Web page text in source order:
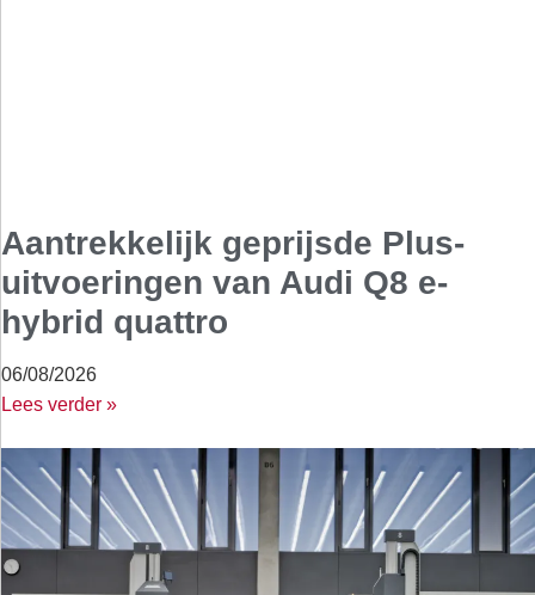
Aantrekkelijk geprijsde Plus-
uitvoeringen van Audi Q8 e-
hybrid quattro
06/08/2026
Lees verder »